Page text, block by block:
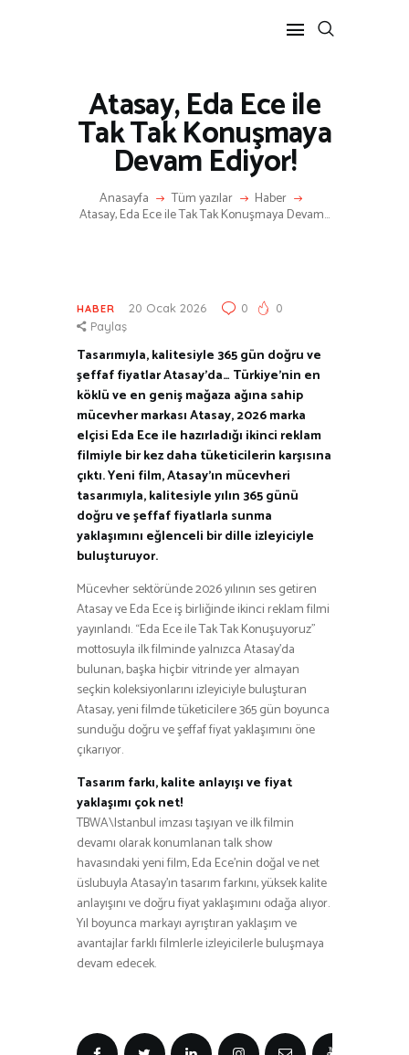
Atasay, Eda Ece ile
Tak Tak Konuşmaya
Devam Ediyor!
Anasayfa Tüm yazılar Haber
Atasay, Eda Ece ile Tak Tak Konuşmaya Devam...
ANASAYFA
RÖPORTAJ
ANNE-ÇOCUK
KÜLTÜR SANAT
HAKKIMDA
HABER 20 Ocak 2026 0
0
Paylaş
Tasarımıyla, kalitesiyle 365 gün doğru ve
şeffaf fiyatlar Atasay’da… Türkiye’nin en
köklü ve en geniş mağaza ağına sahip
mücevher markası Atasay, 2026 marka
elçisi Eda Ece ile hazırladığı ikinci reklam
filmiyle bir kez daha tüketicilerin karşısına
çıktı. Yeni film, Atasay’ın mücevheri
tasarımıyla, kalitesiyle yılın 365 günü
doğru ve şeffaf fiyatlarla sunma
yaklaşımını eğlenceli bir dille izleyiciyle
buluşturuyor.
Mücevher sektöründe 2026 yılının ses getiren
Atasay ve Eda Ece iş birliğinde ikinci reklam filmi
yayınlandı. “Eda Ece ile Tak Tak Konuşuyoruz”
mottosuyla ilk filminde yalnızca Atasay’da
bulunan, başka hiçbir vitrinde yer almayan
seçkin koleksiyonlarını izleyiciyle buluşturan
Atasay, yeni filmde tüketicilere 365 gün boyunca
sunduğu doğru ve şeffaf fiyat yaklaşımını öne
çıkarıyor.
Tasarım farkı, kalite anlayışı ve fiyat
yaklaşımı çok net!
TBWA\Istanbul imzası taşıyan ve ilk filmin
devamı olarak konumlanan talk show
havasındaki yeni film, Eda Ece’nin doğal ve net
üslubuyla Atasay’ın tasarım farkını, yüksek kalite
anlayışını ve doğru fiyat yaklaşımını odağa alıyor.
Yıl boyunca markayı ayrıştıran yaklaşım ve
avantajlar farklı filmlerle izleyicilerle buluşmaya
devam edecek.